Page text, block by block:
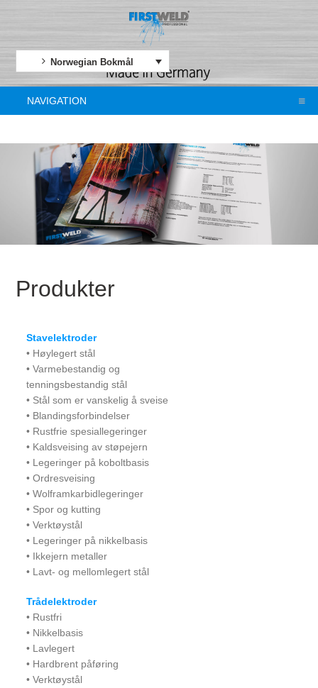
Norwegian Bokmål
NAVIGATION
Produkter
Stavelektroder
• Høylegert stål
• Varmebestandig og
tenningsbestandig stål
• Stål som er vanskelig å sveise
• Blandingsforbindelser
• Rustfrie spesiallegeringer
• Kaldsveising av støpejern
• Legeringer på koboltbasis
• Ordresveising
• Wolframkarbidlegeringer
• Spor og kutting
• Verktøystål
• Legeringer på nikkelbasis
• Ikkejern metaller
• Lavt- og mellomlegert stål
Trådelektroder
• Rustfri
• Nikkelbasis
• Lavlegert
• Hardbrent påføring
• Verktøystål